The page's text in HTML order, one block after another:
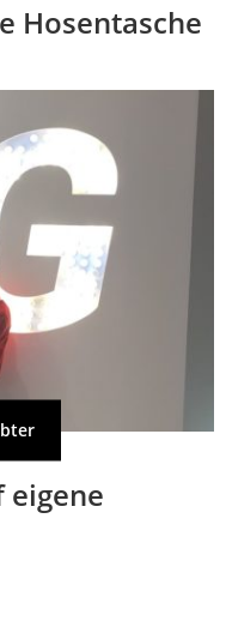
Hosentasche
eigene